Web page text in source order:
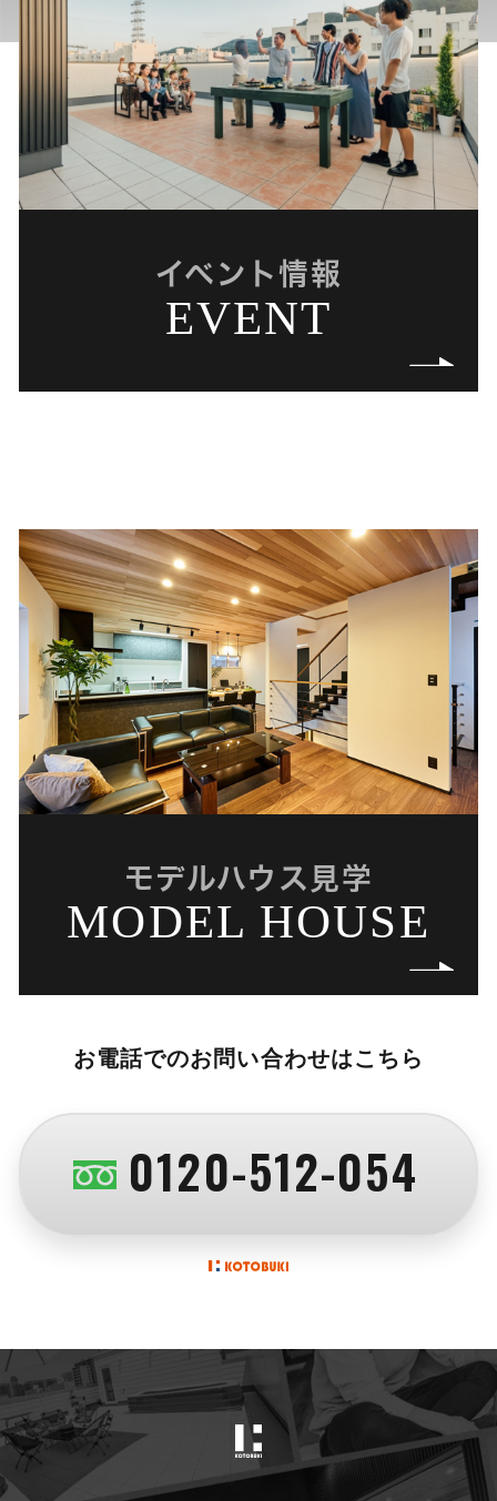
イベント情報
EVENT
モデルハウス見学
MODEL HOUSE
お電話でのお問い合わせはこちら
0120-512-054